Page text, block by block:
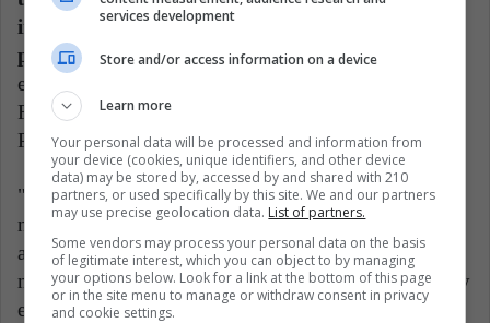
incertidumbre que tiene el mercado sobre las
políticas económicas que tomará Fernández
electo en octubre, explicó por su parte Juan Pablo
Fuentes, economista de Moody's Analytics en
Pensilvania.
"Por más que (las empresas) tengan un esquema de
negocios saludable, bajos niveles de deuda, al final la
actuación de las empresas va a depender del escenario
macroeconómico. Si ese escenario se deteriora, no hay
empresas, por más saludable que sean, que se vayan a
services development
Store and/or access information on a device
Learn more
Your personal data will be processed and information from
your device (cookies, unique identifiers, and other device
data) may be stored by, accessed by and shared with 210
partners, or used specifically by this site. We and our partners
may use precise geolocation data. List of partners.
Some vendors may process your personal data on the basis
of legitimate interest, which you can object to by managing
your options below. Look for a link at the bottom of this page
or in the site menu to manage or withdraw consent in privacy
and cookie settings.